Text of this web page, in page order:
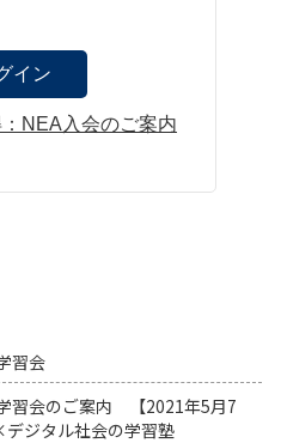
NEA入会のご案内
習会
習会のご案内 【2021年5月7
ジタル社会の学習塾